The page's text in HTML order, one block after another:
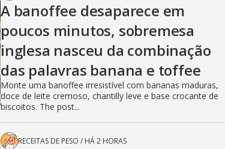
A banoffee desaparece em
poucos minutos, sobremesa
inglesa nasceu da combinação
das palavras banana e toffee
Monte uma banoffee irresistível com bananas maduras,
doce de leite cremoso, chantilly leve e base crocante de
biscoitos. The post...
RECEITAS DE PESO / HÁ 2 HORAS